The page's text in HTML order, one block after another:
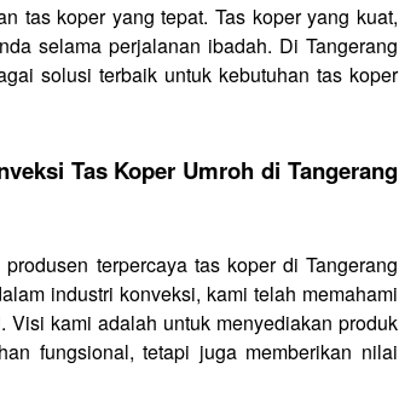
tas koper yang tepat. Tas koper yang kuat,
selama perjalanan ibadah. Di Tangerang
solusi terbaik untuk kebutuhan tas koper
Tas Koper Umroh di Tangerang
terpercaya tas koper di Tangerang
industri konveksi, kami telah memahami
kami adalah untuk menyediakan produk
fungsional, tetapi juga memberikan nilai